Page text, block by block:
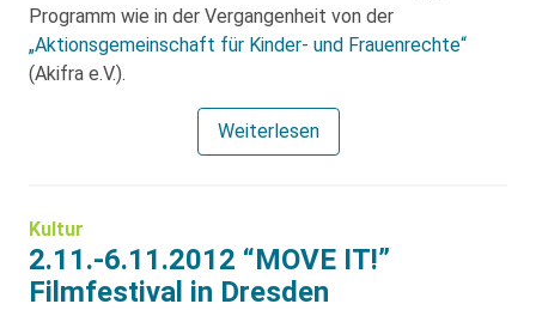
Programm wie in der Vergangenheit von der
„Aktionsgemeinschaft für Kinder- und Frauenrechte“
(Akifra e.V.).
Weiterlesen
Kultur
2.11.-6.11.2012 “MOVE IT!”
Filmfestival in Dresden